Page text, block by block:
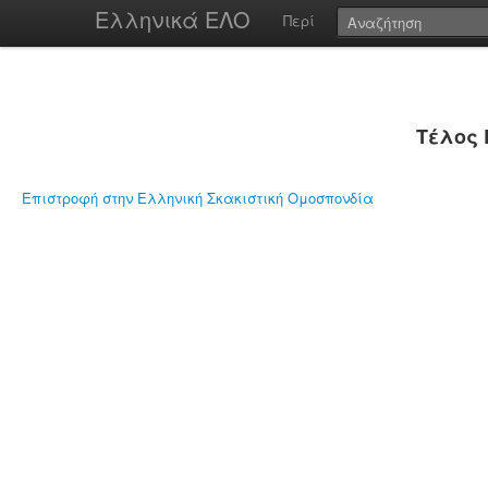
Ελληνικά ΕΛΟ Περί
Τέλος
Επιστροφή στην Ελληνική Σκακιστική Ομοσπονδία